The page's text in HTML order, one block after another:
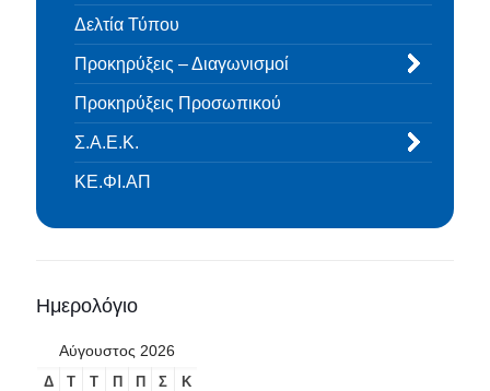
Δελτία Τύπου
Προκηρύξεις – Διαγωνισμοί
Προκηρύξεις Προσωπικού
Σ.Α.Ε.Κ.
ΚΕ.ΦΙ.ΑΠ
Ημερολόγιο
Αύγουστος 2026
Δ Τ Τ Π Π Σ
Κ